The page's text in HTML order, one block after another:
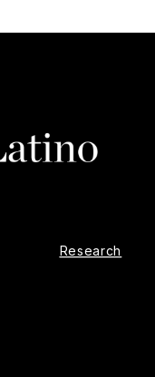
Research